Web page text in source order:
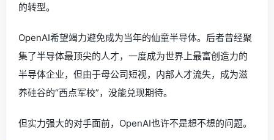
的转型。
OpenAI希望竭力避免成为当年的仙童半导体。后者曾经聚
集了半导体最顶尖的人才，一度成为世界上最富创造力的
半导体企业，但由于母公司短视，内部人才流失，成为滋
养硅谷的“西点军校”，没能兑现期待。
但实力强大的对手面前，OpenAI也许不是想不想的问题。